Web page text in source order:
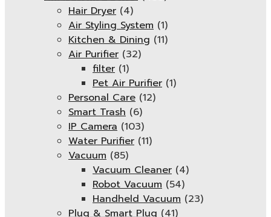
Hair Dryer (4)
Air Styling System (1)
Kitchen & Dining (11)
Air Purifier (32)
filter (1)
Pet Air Purifier (1)
Personal Care (12)
Smart Trash (6)
IP Camera (103)
Water Purifier (11)
Vacuum (85)
Vacuum Cleaner (4)
Robot Vacuum (54)
Handheld Vacuum (23)
Plug & Smart Plug (41)